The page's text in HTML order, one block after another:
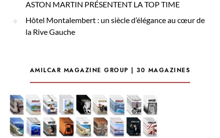
ASTON MARTIN PRÉSENTENT LA TOP TIME
Hôtel Montalembert : un siècle d’élégance au cœur de
la Rive Gauche
AMILCAR MAGAZINE GROUP | 30 MAGAZINES